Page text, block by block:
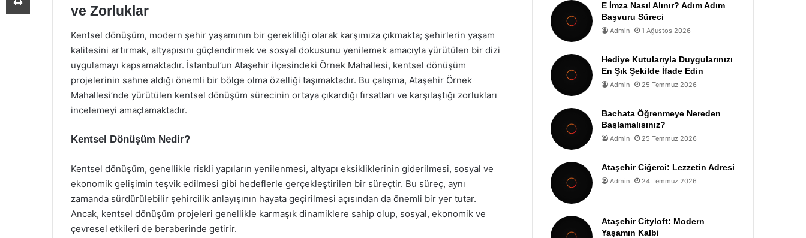
ve Zorluklar
Kentsel dönüşüm, modern şehir yaşamının bir gerekliliği olarak karşımıza çıkmakta; şehirlerin yaşam
kalitesini artırmak, altyapısını güçlendirmek ve sosyal dokusunu yenilemek amacıyla yürütülen bir dizi
uygulamayı kapsamaktadır. İstanbul’un Ataşehir ilçesindeki Örnek Mahallesi, kentsel dönüşüm
projelerinin sahne aldığı önemli bir bölge olma özelliği taşımaktadır. Bu çalışma, Ataşehir Örnek
Mahallesi’nde yürütülen kentsel dönüşüm sürecinin ortaya çıkardığı fırsatları ve karşılaştığı zorlukları
incelemeyi amaçlamaktadır.
Kentsel Dönüşüm Nedir?
Kentsel dönüşüm, genellikle riskli yapıların yenilenmesi, altyapı eksikliklerinin giderilmesi, sosyal ve
ekonomik gelişimin teşvik edilmesi gibi hedeflerle gerçekleştirilen bir süreçtir. Bu süreç, aynı
zamanda sürdürülebilir şehircilik anlayışının hayata geçirilmesi açısından da önemli bir yer tutar.
Ancak, kentsel dönüşüm projeleri genellikle karmaşık dinamiklere sahip olup, sosyal, ekonomik ve
çevresel etkileri de beraberinde getirir.
E İmza Nasıl Alınır? Adım Adım
Başvuru Süreci
Admin 1 Ağustos 2026
Hediye Kutularıyla Duygularınızı
En Şık Şekilde İfade Edin
Admin 25 Temmuz 2026
Bachata Öğrenmeye Nereden
Başlamalısınız?
Admin 25 Temmuz 2026
Ataşehir Ciğerci: Lezzetin Adresi
Admin 24 Temmuz 2026
Ataşehir Cityloft: Modern
Yaşamın Kalbi